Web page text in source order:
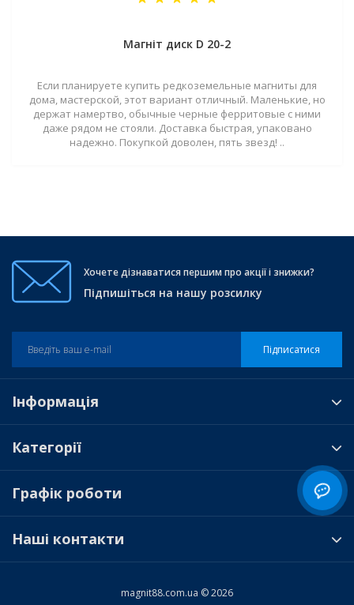
Магніт диск D 20-2
Если планируете купить редкоземельные магниты для
дома, мастерской, этот вариант отличный. Маленькие, но
держат намертво, обычные черные ферритовые с ними
даже рядом не стояли. Доставка быстрая, упаковано
надежно. Покупкой доволен, пять звезд! ..
Хочете дізнаватися першим про акції і знижки?
Підпишіться на нашу розсилку
Підписатися
Інформація
Категорії
Графік роботи
Наші контакти
magnit88.com.ua © 2026